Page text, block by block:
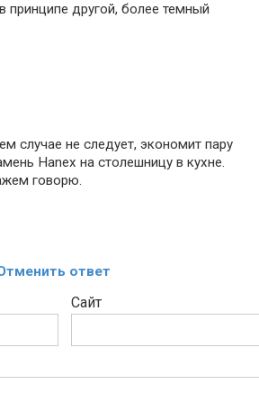
принципе другой, более темный
случае не следует, экономит пару
Hanex на столешницу в кухне.
говорю.
ответ
Сайт